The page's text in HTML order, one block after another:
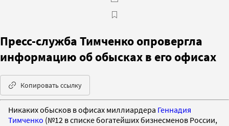
Пресс-служба Тимченко опровергла
информацию об обысках в его офисах
Копировать ссылку
Никаких обысков в офисах миллиардера Геннадия
Тимченко (№12 в списке богатейших бизнесменов России,